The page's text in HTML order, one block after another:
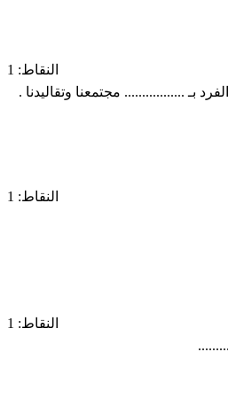
النقاط: 1
بـ ................. مجتمعنا وتقاليدنا .
النقاط: 1
النقاط: 1